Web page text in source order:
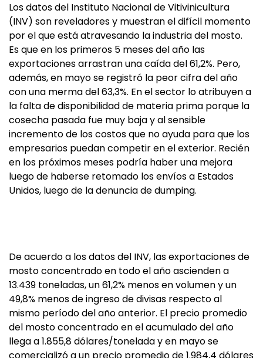
Los datos del Instituto Nacional de Vitivinicultura
(INV) son reveladores y muestran el difícil momento
por el que está atravesando la industria del mosto.
Es que en los primeros 5 meses del año las
exportaciones arrastran una caída del 61,2%. Pero,
además, en mayo se registró la peor cifra del año
con una merma del 63,3%. En el sector lo atribuyen a
la falta de disponibilidad de materia prima porque la
cosecha pasada fue muy baja y al sensible
incremento de los costos que no ayuda para que los
empresarios puedan competir en el exterior. Recién
en los próximos meses podría haber una mejora
luego de haberse retomado los envíos a Estados
Unidos, luego de la denuncia de dumping.
De acuerdo a los datos del INV, las exportaciones de
mosto concentrado en todo el año ascienden a
13.439 toneladas, un 61,2% menos en volumen y un
49,8% menos de ingreso de divisas respecto al
mismo período del año anterior. El precio promedio
del mosto concentrado en el acumulado del año
llega a 1.855,8 dólares/tonelada y en mayo se